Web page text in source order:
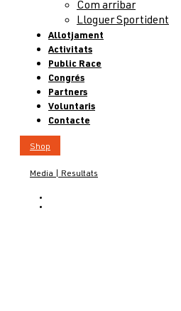
Com arribar
Lloguer Sportident
Allotjament
Activitats
Public Race
Congrés
Partners
Voluntaris
Contacte
Shop
Media | Resultats